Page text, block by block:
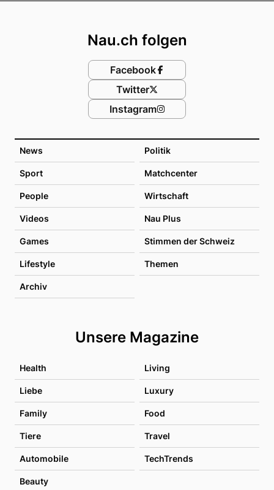
News Politik
Sport Matchcenter
People Wirtschaft
Videos Nau Plus
Games Stimmen der Schweiz
Lifestyle Themen
Archiv
Unsere Magazine
Health Living
Liebe Luxury
Family Food
Tiere Travel
Automobile TechTrends
Beauty
Nau.ch folgen
Facebook
Twitter
Instagram